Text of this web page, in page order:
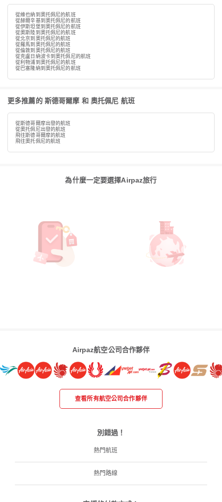
從維也納到奧托佩尼的航班
從赫爾辛基到奧托佩尼的航班
從伊斯坦堡到奧托佩尼的航班
從奧斯陸到奧托佩尼的航班
從北京到奧托佩尼的航班
從羅馬到奧托佩尼的航班
從倫敦到奧托佩尼的航班
從克盧日納波卡到奧托佩尼的航班
從利物浦到奧托佩尼的航班
從巴塞隆納到奧托佩尼的航班
更多推薦的 斯德哥爾摩 和 奧托佩尼 航班
從斯德哥爾摩出發的航班
從奧托佩尼出發的航班
飛往斯德哥爾摩的航班
飛往奧托佩尼的航班
為什麼一定要選擇Airpaz旅行
Airpaz航空公司合作夥伴
查看所有航空公司合作夥伴
別錯過！
熱門航班
熱門路線